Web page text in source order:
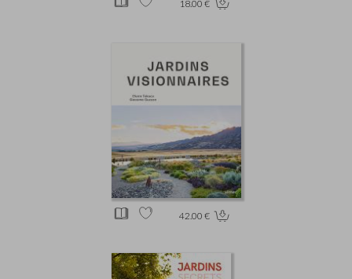
18.00 €
42.00 €